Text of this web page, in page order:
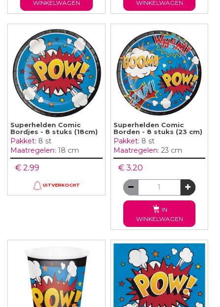
WINKELWAGEN
WINKELWAGEN
Superhelden Comic
Bordjes - 8 stuks (18cm)
Pakket: 8 st
Maatregelen: 18 cm
€ 2.99
UITVERKOCHT
Superhelden Comic
Borden - 8 stuks (23 cm)
Pakket: 8 st
Maatregelen: 23 cm
€ 3.20
IN
WINKELWAGEN